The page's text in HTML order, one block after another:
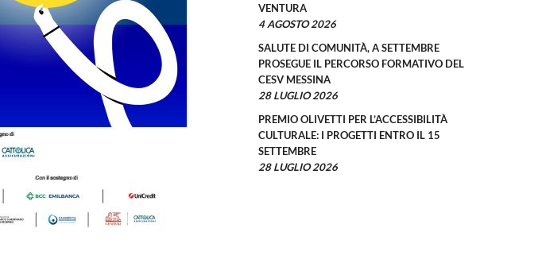
VENTURA
4 AGOSTO 2026
SALUTE DI COMUNITÀ, A SETTEMBRE
PROSEGUE IL PERCORSO FORMATIVO DEL
CESV MESSINA
28 LUGLIO 2026
PREMIO OLIVETTI PER L’ACCESSIBILITÀ
CULTURALE: I PROGETTI ENTRO IL 15
SETTEMBRE
28 LUGLIO 2026